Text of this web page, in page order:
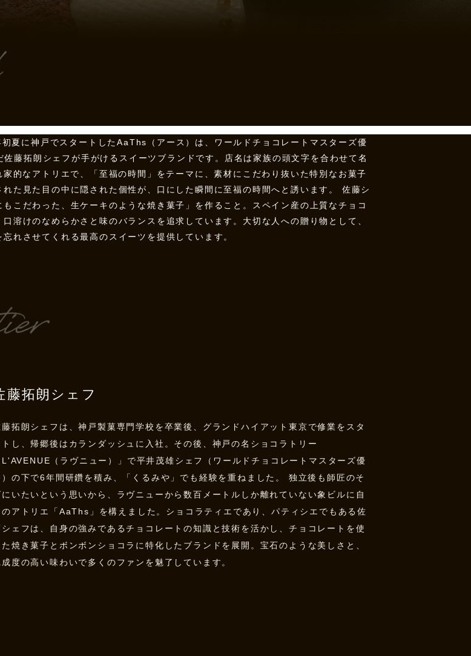
夏に神戸でスタートしたAaThs（アース）は、ワールドチョコレートマスターズ優
藤拓朗シェフが手がけるスイーツブランドです。店名は家族の頭文字を合わせて名
的なアトリエで、「至福の時間」をテーマに、素材にこだわり抜いた特別なお菓子
た見た目の中に隠された個性が、口にした瞬間に至福の時間へと誘います。 佐藤シ
こだわった、生ケーキのような焼き菓子」を作ること。スペイン産の上質なチョコ
溶けのなめらかさと味のバランスを追求しています。大切な人への贈り物として、
れさせてくれる最高のスイーツを提供しています。
藤拓朗シェフ
藤拓朗シェフは、神戸製菓専門学校を卒業後、グランドハイアット東京で修業をスタ
トし、帰郷後はカランダッシュに入社。その後、神戸の名ショコラトリー
L'AVENUE（ラヴニュー）」で平井茂雄シェフ（ワールドチョコレートマスターズ優
）の下で6年間研鑽を積み、「くるみや」でも経験を重ねました。 独立後も師匠のそ
にいたいという思いから、ラヴニューから数百メートルしか離れていない象ビルに自
のアトリエ「AaThs」を構えました。ショコラティエであり、パティシエでもある佐
シェフは、自身の強みであるチョコレートの知識と技術を活かし、チョコレートを使
た焼き菓子とボンボンショコラに特化したブランドを展開。宝石のような美しさと、
成度の高い味わいで多くのファンを魅了しています。